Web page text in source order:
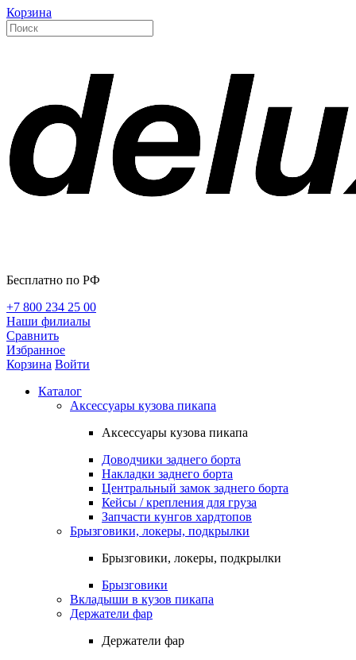
Корзина
Бесплатно по РФ
+7 800 234 25 00
Наши филиалы
Сравнить
Избранное
Корзина Войти
Каталог
Аксессуары кузова пикапа
Аксессуары кузова пикапа
Доводчики заднего борта
Накладки заднего борта
Центральный замок заднего борта
Кейсы / крепления для груза
Запчасти кунгов хардтопов
Брызговики, локеры, подкрылки
Брызговики, локеры, подкрылки
Брызговики
Вкладыши в кузов пикапа
Держатели фар
Держатели фар